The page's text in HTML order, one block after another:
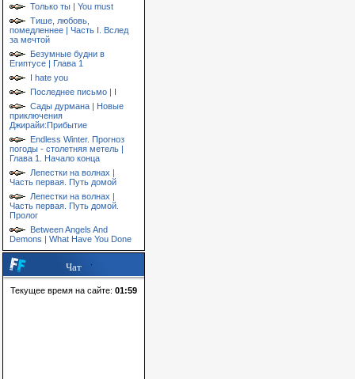
Только ты | You must
Тише, любовь,
помедленнее | Часть I. Вслед
за мечтой
Безумные будни в
Египтусе | Глава 1
I hate you
Последнее письмо | I
Сады дурмана | Новые
приключения
Джирайи:Прибытие
Endless Winter. Прогноз
погоды - столетняя метель |
Глава 1. Начало конца
Лепестки на волнах |
Часть первая. Путь домой
Лепестки на волнах |
Часть первая. Путь домой.
Пролог
Between Angels And
Demons | What Have You Done
Чат
Текущее время на сайте: 01:59